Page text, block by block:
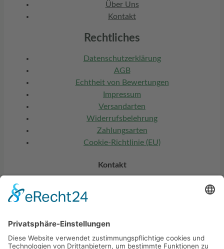
Über Uns
Kontakt
Rechtliches
Datenschutzerklärung
AGB
Echtheit von Bewertungen
Impressum
Versandarten
Widerrufsbelehrung
Zahlungsarten
Cookie-Richtlinie (EU)
Kontakt
info@esk-putters.com